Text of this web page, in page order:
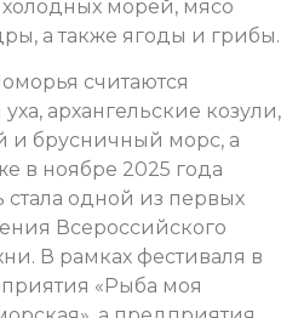
морей, мясо
а также ягоды и грибы.
считаются
архангельские козули,
и брусничный морс, а
в ноябре 2025 года
стала одной из первых
Всероссийского
В рамках фестиваля в
«Рыба моя